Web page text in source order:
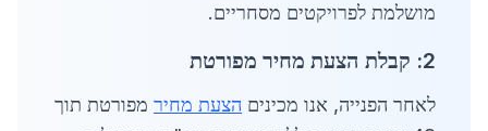
מושלמת לפרויקטים מסחריים.
2: קבלת הצעת מחיר מפורטת
לאחר הפנייה, אנו מכינים הצעת מחיר מפורטת תוך